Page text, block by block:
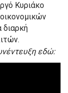
Κυριάκο
διαρκή
εδώ: